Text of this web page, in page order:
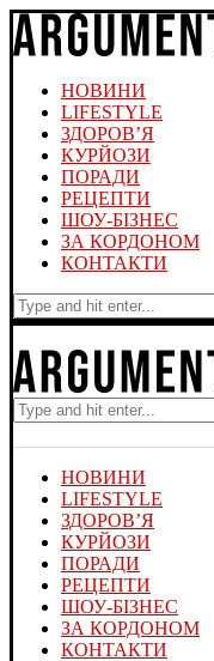
НОВИНИ
LIFESTYLE
ЗДОРОВ’Я
КУРЙОЗИ
ПОРАДИ
РЕЦЕПТИ
ШОУ-БІЗНЕС
ЗА КОРДОНОМ
КОНТАКТИ
НОВИНИ
LIFESTYLE
ЗДОРОВ’Я
КУРЙОЗИ
ПОРАДИ
РЕЦЕПТИ
ШОУ-БІЗНЕС
ЗА КОРДОНОМ
КОНТАКТИ